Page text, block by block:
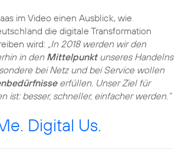
im Video einen Ausblick, wie
die digitale Transformation
wird: „In 2018 werden wir den
in den Mittelpunktunseres Handelns
bei Netz und bei Service wollen
erfüllen. Unser Ziel für
ist: besser, schneller, einfacher werden.“
Digital Us.